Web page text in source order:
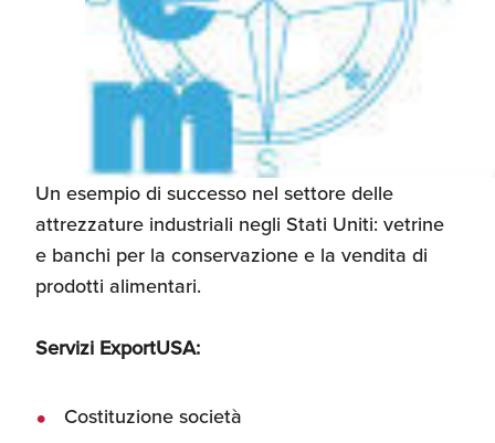
Un esempio di successo nel settore delle
attrezzature industriali negli Stati Uniti: vetrine
e banchi per la conservazione e la vendita di
prodotti alimentari.
Servizi ExportUSA:
Costituzione società